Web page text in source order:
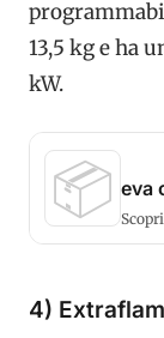
13,5 kg e ha
kW.
📦 eva
4)